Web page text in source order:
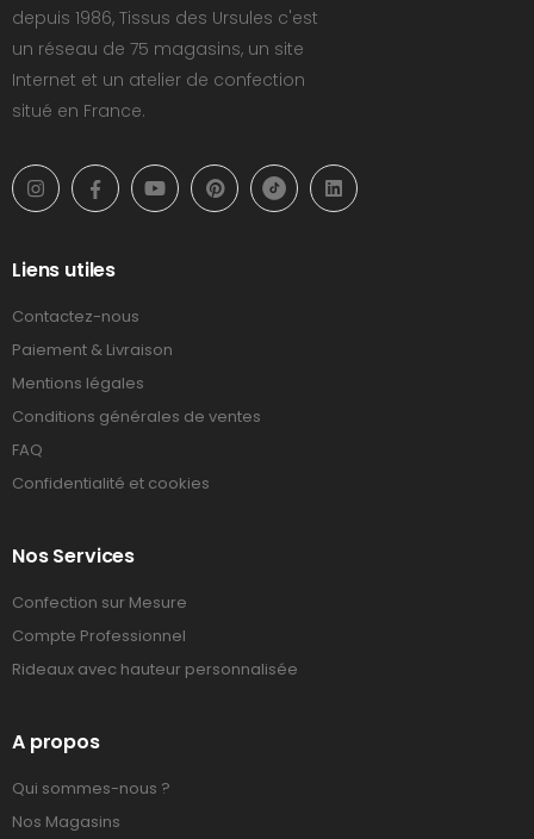
depuis 1986, Tissus des Ursules c'est
un réseau de 75 magasins, un site
Internet et un atelier de confection
situé en France.
Liens utiles
Contactez-nous
Paiement & Livraison
Mentions légales
Conditions générales de ventes
FAQ
Confidentialité et cookies
Nos Services
Confection sur Mesure
Compte Professionnel
Rideaux avec hauteur personnalisée
A propos
Qui sommes-nous ?
Nos Magasins